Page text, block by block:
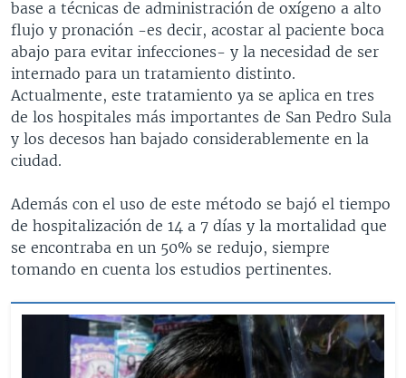
base a técnicas de administración de oxígeno a alto
flujo y pronación -es decir, acostar al paciente boca
abajo para evitar infecciones- y la necesidad de ser
internado para un tratamiento distinto.
Actualmente, este tratamiento ya se aplica en tres
de los hospitales más importantes de San Pedro Sula
y los decesos han bajado considerablemente en la
ciudad.
Además con el uso de este método se bajó el tiempo
de hospitalización de 14 a 7 días y la mortalidad que
se encontraba en un 50% se redujo, siempre
tomando en cuenta los estudios pertinentes.